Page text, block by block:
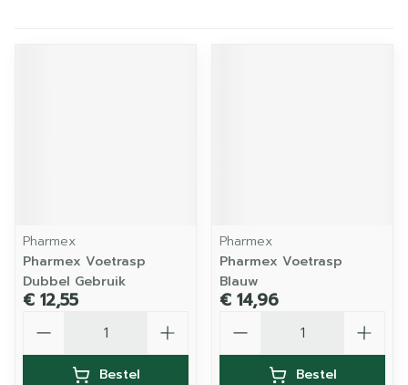
Pharmex
Pharmex Voetrasp
Dubbel Gebruik
€ 12,55
Bestel
Pharmex
Pharmex Voetrasp
Blauw
€ 14,96
Bestel